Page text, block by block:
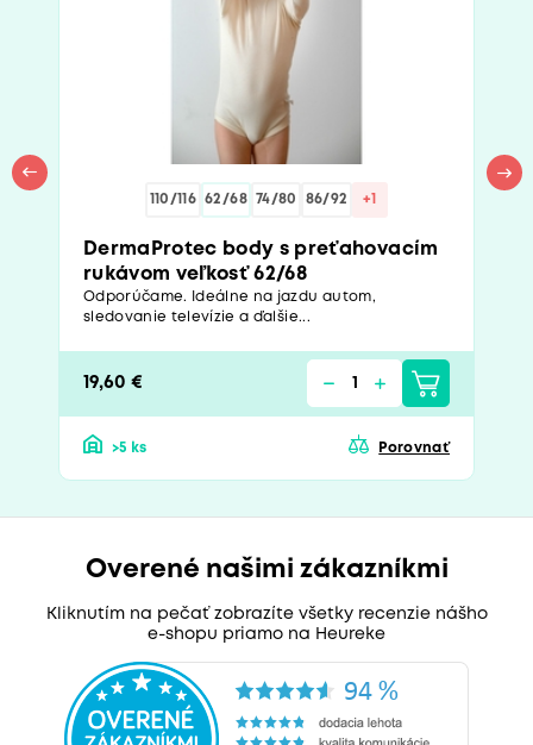
110/116 62/68 74/80 86/92 +1
DermaProtec body s preťahovacím
rukávom veľkosť 62/68
Odporúčame. Ideálne na jazdu autom,
sledovanie televízie a ďalšie...
19,60 €
>5 ks Porovnať
Overené našimi zákazníkmi
Kliknutím na pečať zobrazíte všetky recenzie nášho
e-shopu priamo na Heureke